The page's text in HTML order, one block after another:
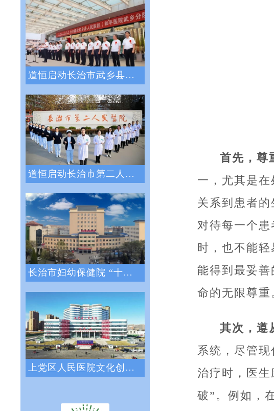
道恒启动长治市武乡县人民医院绩效管理体系
道恒启动长治市第二人民医院绩效管理咨询服
长治市妇幼保健院 “十四五”医院战略与绩
上党区人民医院文化创新咨询项目正式启动
首先，尊
一，尤其是
关系到患者
对待每一个
时，也不能
能得到最妥
命的无限尊重
其次，遵
系统，尽管
治疗时，医
破”。例如，